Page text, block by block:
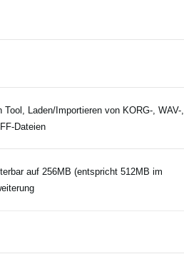
Laden/Importieren von KORG-, WAV-,
Dateien
auf 256MB (entspricht 512MB im